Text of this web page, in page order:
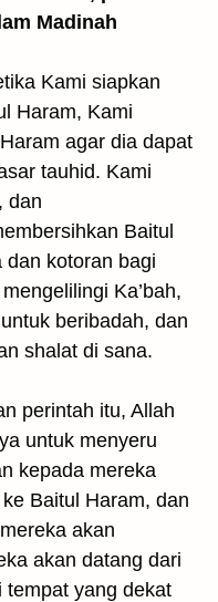
Madinah
Kami siapkan
Haram, Kami
agar dia dapat
tauhid. Kami
dan
Baitul
dan kotoran bagi
Ka’bah,
beribadah, dan
shalat di sana.
perintah itu, Allah
untuk menyeru
kepada mereka
Baitul Haram, dan
akan
akan datang dari
tempat yang dekat